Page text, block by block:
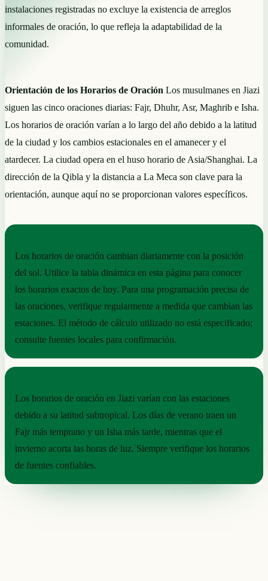
instalaciones registradas no excluye la existencia de arreglos
informales de oración, lo que refleja la adaptabilidad de la
comunidad.
Orientación de los Horarios de Oración Los musulmanes en Jiazi
siguen las cinco oraciones diarias: Fajr, Dhuhr, Asr, Maghrib e Isha.
Los horarios de oración varían a lo largo del año debido a la latitud
de la ciudad y los cambios estacionales en el amanecer y el
atardecer. La ciudad opera en el huso horario de Asia/Shanghai. La
dirección de la Qibla y la distancia a La Meca son clave para la
orientación, aunque aquí no se proporcionan valores específicos.
Los horarios de oración cambian diariamente con la posición
del sol. Utilice la tabla dinámica en esta página para conocer
los horarios exactos de hoy. Para una programación precisa de
las oraciones, verifique regularmente a medida que cambian las
estaciones. El método de cálculo utilizado no está especificado;
consulte fuentes locales para confirmación.
Los horarios de oración en Jiazi varían con las estaciones
debido a su latitud subtropical. Los días de verano traen un
Fajr más temprano y un Isha más tarde, mientras que el
invierno acorta las horas de luz. Siempre verifique los horarios
de fuentes confiables.